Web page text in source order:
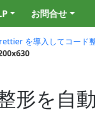
お問合せ
を導入してコード
形を自